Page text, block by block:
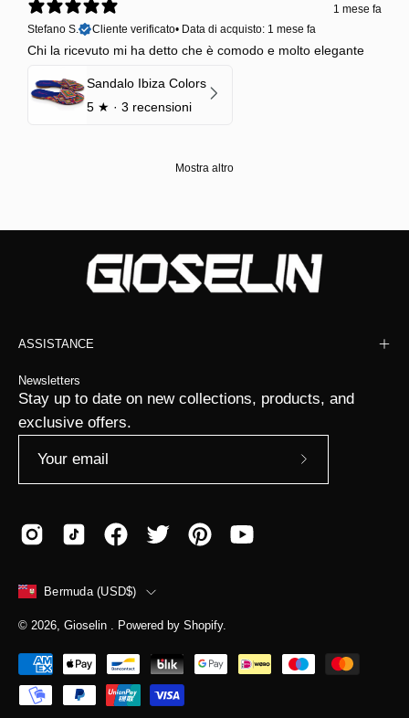
1 mese fa
Stefano S.
Cliente verificato• Data di acquisto: 1 mese fa
Chi la ricevuto mi ha detto che è comodo e molto elegante
Sandalo Ibiza Colors
5 ★ · 3 recensioni
Mostra altro
ASSISTANCE
Newsletters
Stay up to date on new collections, products, and
exclusive offers.
COUNTRY
Bermuda (USD$)
© 2026, Gioselin . Powered by Shopify.